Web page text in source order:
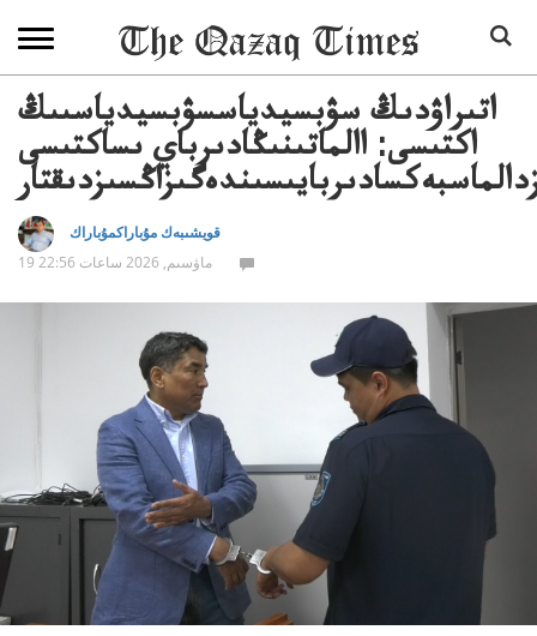
اتىراۋدىڭ سۋبسيدياسسۋبسيدياسىىڭ
اكتىسى: االماتىنىڭادىرباي ىساكتىسى
قويشىبەك مۇباراكمۇباراك
19 ماۋسىم, 2026 ساعات 22:56